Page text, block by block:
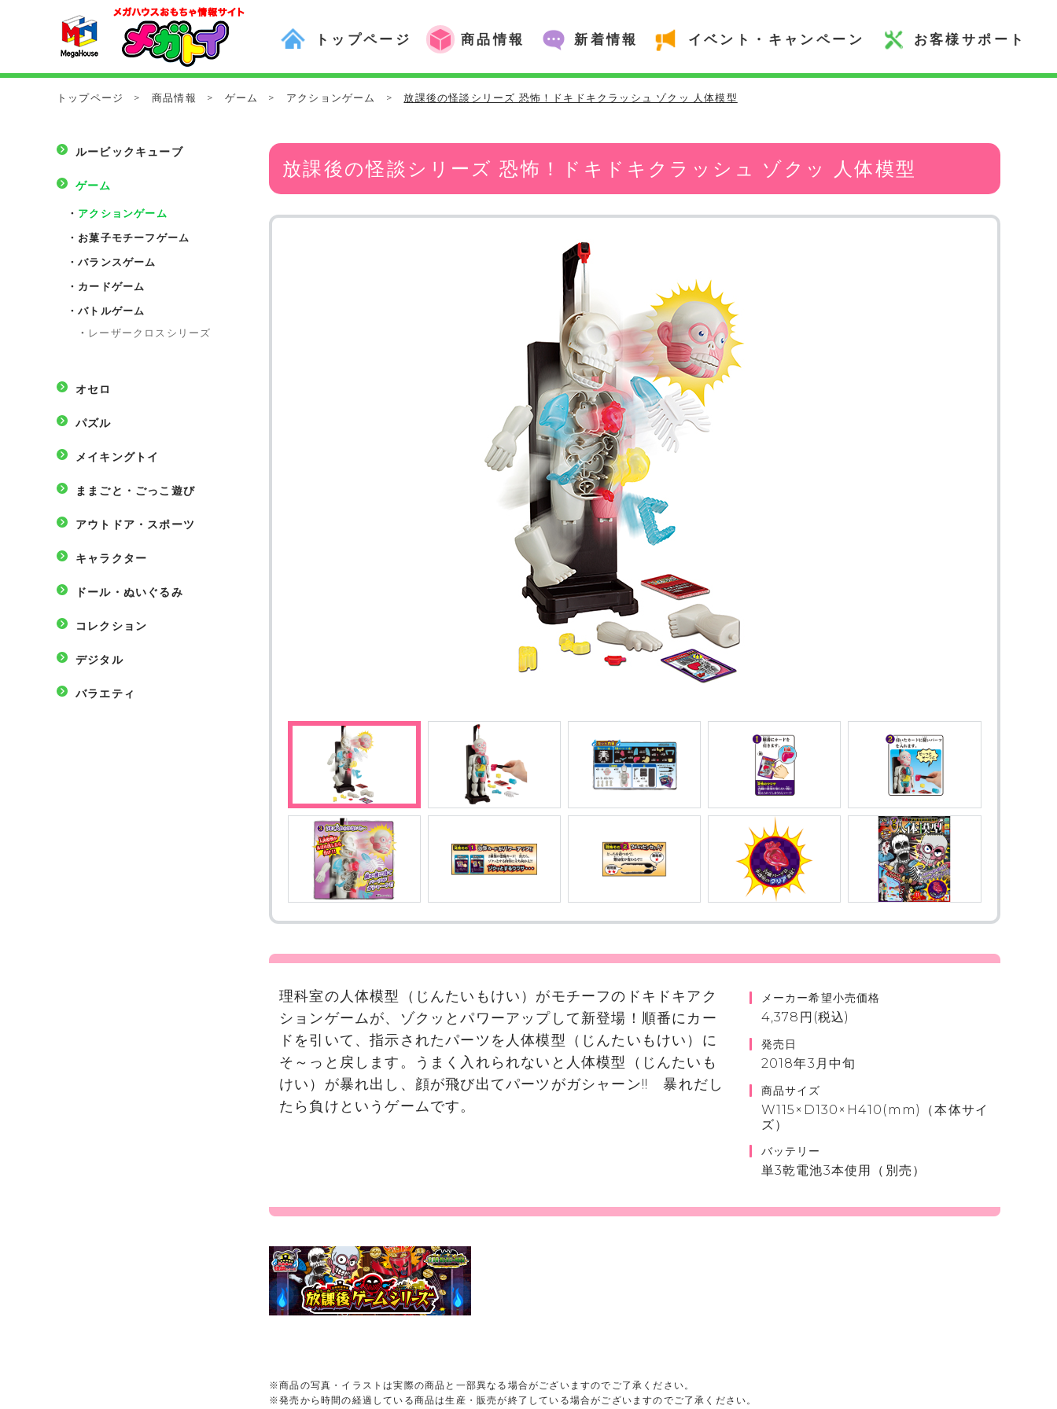
トップページ 商品情報 新着情報 イベント・キャンペーン お客様サポート
トップページ > 商品情報 > ゲーム > アクションゲーム > 放課後の怪談シリーズ 恐怖！ドキドキクラッシュ ゾクッ 人体模型
ルービックキューブ
ゲーム
・ アクションゲーム
・ お菓子モチーフゲーム
・バランスゲーム
・ カードゲーム
・バトルゲーム
・ レーザークロスシリーズ
オセロ
パズル
メイキングトイ
ままごと・ごっこ遊び
アウトドア・スポーツ
キャラクター
ドール・ぬいぐるみ
コレクション
デジタル
バラエティ
放課後の怪談シリーズ 恐怖！ドキドキクラッシュ ゾクッ 人体模型
理科室の人体模型（じんたいもけい）がモチーフのドキドキアク
ションゲームが、ゾクッとパワーアップして新登場！順番にカー
ドを引いて、指示されたパーツを人体模型（じんたいもけい）に
そ～っと戻します。うまく入れられないと人体模型（じんたいも
けい）が暴れ出し、顔が飛び出てパーツがガシャーン!! 暴れだし
たら負けというゲームです。
メーカー希望小売価格
4,378円(税込)
発売日
2018年3月中旬
商品サイズ
W115×D130×H410(mm)（本体サイ
ズ）
バッテリー
単3乾電池3本使用（別売）
※商品の写真・イラストは実際の商品と一部異なる場合がございますのでご了承ください。
※発売から時間の経過している商品は生産・販売が終了している場合がございますのでご了承ください。